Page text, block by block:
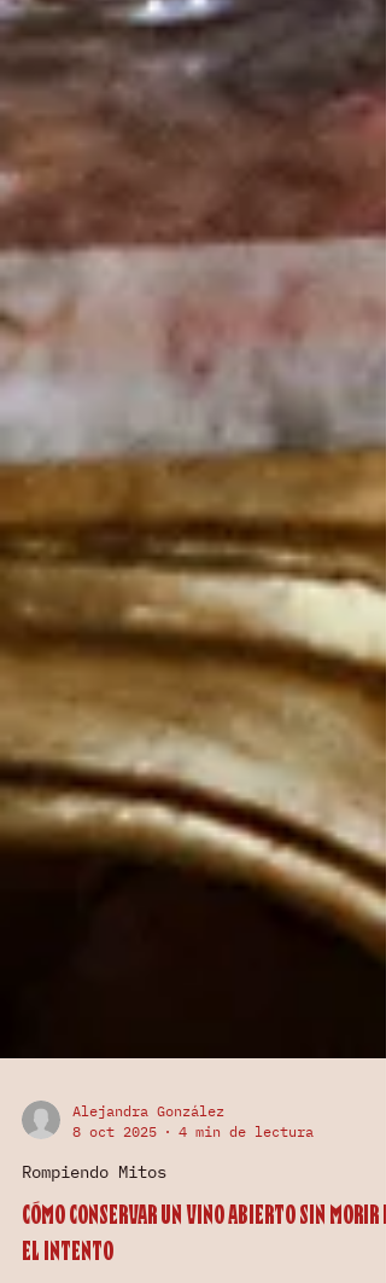
8 oct 2025
Rompiendo Mitos
Cómo conservar un vino abierto sin morir